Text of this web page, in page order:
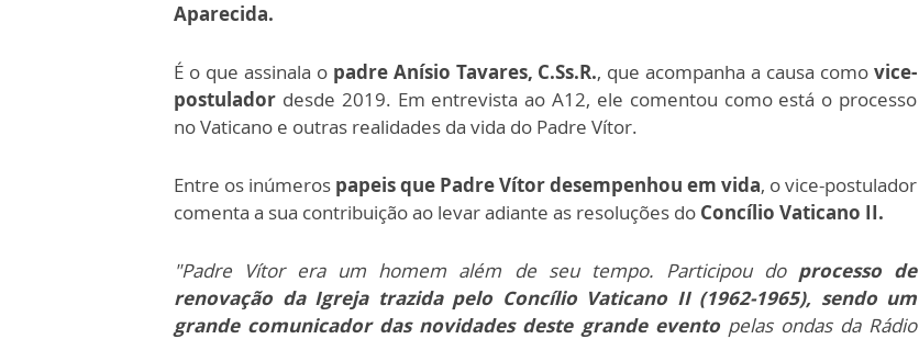
Aparecida.
É o que assinala o padre Anísio Tavares, C.Ss.R., que acompanha a causa comovice-
postulador desde 2019. Em entrevista ao A12, ele comentou como está o processo
no Vaticano e outras realidades da vida do Padre Vítor.
Entre os inúmeros papeis que Padre Vítor desempenhou em vida, o vice-postulador
comenta a sua contribuição ao levar adiante as resoluções do Concílio Vaticano II.
"Padre Vítor era um homem além de seu tempo. Participou do processo de
renovação da Igreja trazida pelo Concílio Vaticano II (1962-1965), sendo um
grande comunicador das novidades deste grande evento pelas ondas da Rádio